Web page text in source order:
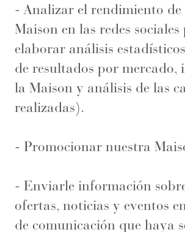
- Analizar el rendimiento de
Maison en las redes sociales
elaborar análisis
de resultados por mercado,
la Maison y análisis de las
realizadas).
- Promocionar nuestra
- Enviarle información
ofertas, noticias y eventos
de comunicación que haya